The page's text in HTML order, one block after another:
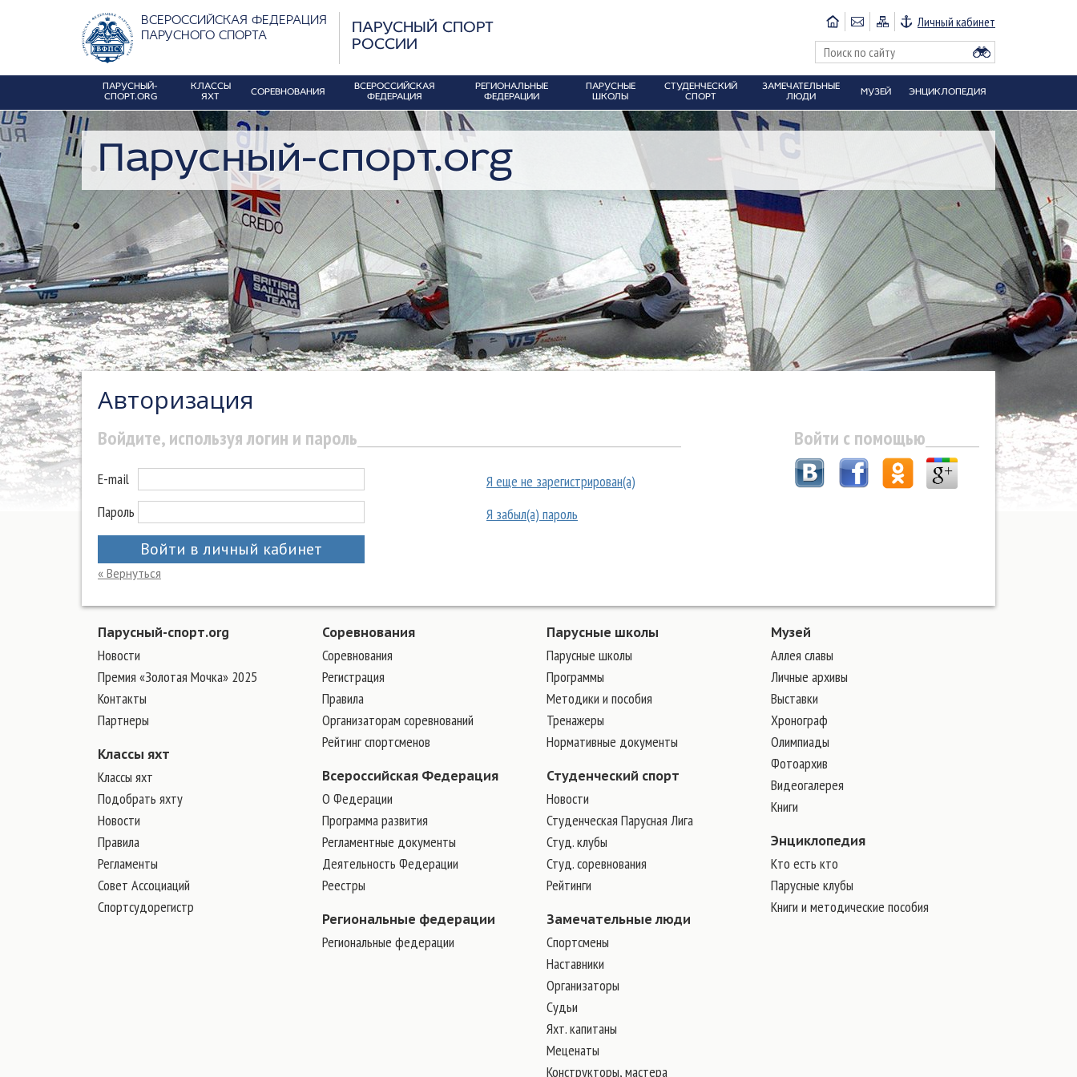
ВСЕРОССИЙСКАЯ ФЕДЕРАЦИЯ
ПАРУСНОГО СПОРТА
ПАРУСНЫЙ СПОРТ
РОССИИ
Личный кабинет
ПАРУСНЫЙ-
СПОРТ.ORG
КЛАССЫ
ЯХТ
СОРЕВНОВАНИЯ
ВСЕРОССИЙСКАЯ
ФЕДЕРАЦИЯ
РЕГИОНАЛЬНЫЕ
ФЕДЕРАЦИИ
ПАРУСНЫЕ
ШКОЛЫ
СТУДЕНЧЕСКИЙ
СПОРТ
ЗАМЕЧАТЕЛЬНЫЕ
ЛЮДИ
МУЗЕЙ ЭНЦИКЛОПЕДИЯ
Парусный-спорт.org
Авторизация
Войдите, используя логин и пароль
E-mail
Пароль
Войти в личный кабинет
Я еще не зарегистрирован(а)
Я забыл(а) пароль
« Вернуться
Войти с помощью
Парусный-спорт.org
Новости
Премия «Золотая Мочка» 2025
Контакты
Партнеры
Классы яхт
Классы яхт
Подобрать яхту
Новости
Правила
Регламенты
Совет Ассоциаций
Спортсудорегистр
Соревнования
Соревнования
Регистрация
Правила
Организаторам соревнований
Рейтинг спортсменов
Всероссийская Федерация
О Федерации
Программа развития
Регламентные документы
Деятельность Федерации
Реестры
Региональные федерации
Региональные федерации
Парусные школы
Парусные школы
Программы
Методики и пособия
Тренажеры
Нормативные документы
Студенческий спорт
Новости
Студенческая Парусная Лига
Студ. клубы
Студ. соревнования
Рейтинги
Замечательные люди
Cпортсмены
Наставники
Организаторы
Судьи
Яхт. капитаны
Меценаты
Конструкторы, мастера
Музей
Аллея славы
Личные архивы
Выставки
Хронограф
Олимпиады
Фотоархив
Видеогалерея
Книги
Энциклопедия
Кто есть кто
Парусные клубы
Книги и методические пособия